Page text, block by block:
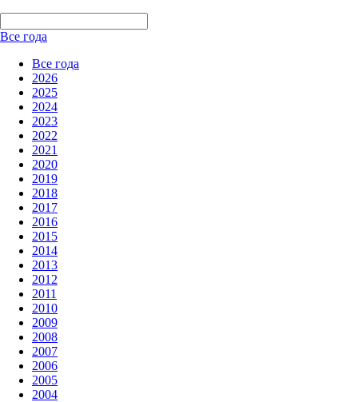
Все года
Все года
2026
2025
2024
2023
2022
2021
2020
2019
2018
2017
2016
2015
2014
2013
2012
2011
2010
2009
2008
2007
2006
2005
2004